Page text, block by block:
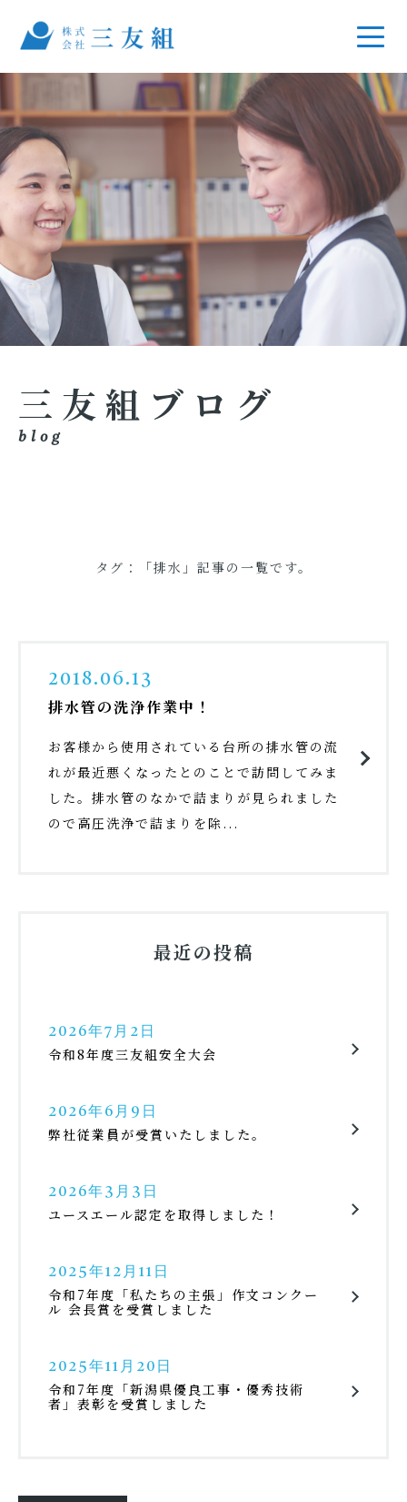
三友組ブログ
blog
タグ：「排水」記事の一覧です。
2018.06.13
排水管の洗浄作業中！
お客様から使用されている台所の排水管の流
れが最近悪くなったとのことで訪問してみま
した。排水管のなかで詰まりが見られました
ので高圧洗浄で詰まりを除...
最近の投稿
2026年7月2日
令和8年度三友組安全大会
2026年6月9日
弊社従業員が受賞いたしました。
2026年3月3日
ユースエール認定を取得しました！
2025年12月11日
令和7年度「私たちの主張」作文コンクー
ル 会長賞を受賞しました
2025年11月20日
令和7年度「新潟県優良工事・優秀技術
者」表彰を受賞しました